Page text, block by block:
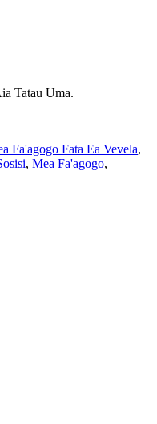
Tatau Uma.
Fa'agogo Fata Ea Vevela,
, Mea Fa'agogo,